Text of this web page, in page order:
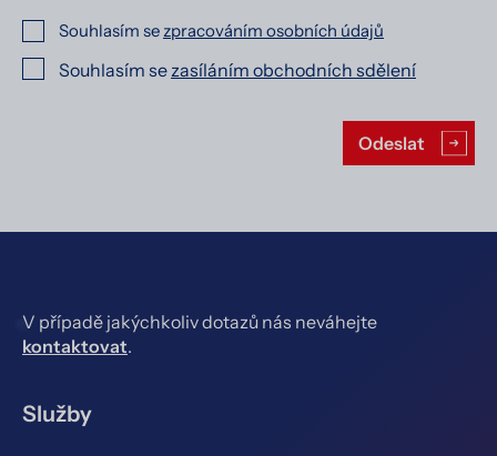
Souhlasím sezpracováním osobních údajů
Souhlasím sezasíláním obchodních sdělení
Odeslat
V případě jakýchkoliv dotazů nás neváhejte
kontaktovat.
Služby